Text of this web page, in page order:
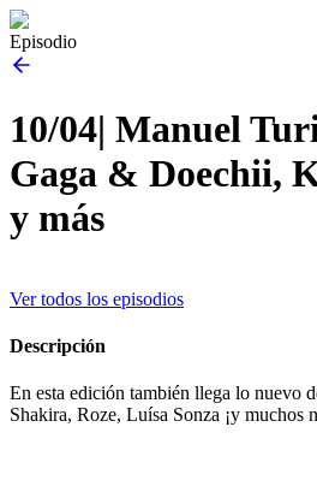
Episodio
10/04| Manuel
Gaga & Doechii,
y más
Ver todos los episodios
Descripción
En esta edición también llega lo nuevo
Shakira, Roze, Luísa Sonza ¡y muchos